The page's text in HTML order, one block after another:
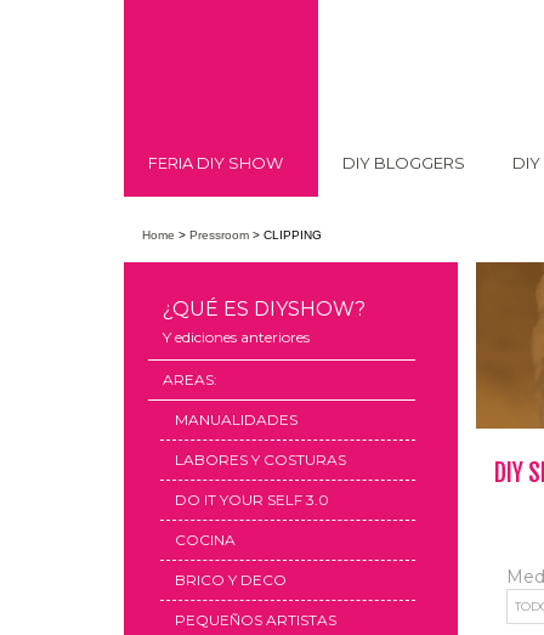
FERIA DIY SHOW DIY BLOGGERS DIY
Home > Pressroom > CLIPPING
¿QUÉ ES DIYSHOW?
Y ediciones anteriores
AREAS:
MANUALIDADES
LABORES Y COSTURAS
DO IT YOUR SELF 3.0
COCINA
BRICO Y DECO
PEQUEÑOS ARTISTAS
DIY